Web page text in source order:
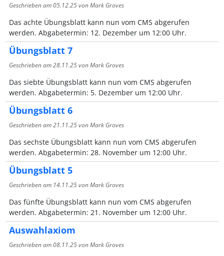
Geschrieben am05.12.25von Mark Groves
Das achte Übungsblatt kann nun vom CMS abgerufen
werden. Abgabetermin: 12. Dezember um 12:00 Uhr.
Übungsblatt 7
Geschrieben am28.11.25von Mark Groves
Das siebte Übungsblatt kann nun vom CMS abgerufen
werden. Abgabetermin: 5. Dezember um 12:00 Uhr.
Übungsblatt 6
Geschrieben am21.11.25von Mark Groves
Das sechste Übungsblatt kann nun vom CMS abgerufen
werden. Abgabetermin: 28. November um 12:00 Uhr.
Übungsblatt 5
Geschrieben am 14.11.25von Mark Groves
Das fünfte Übungsblatt kann nun vom CMS abgerufen
werden. Abgabetermin: 21. November um 12:00 Uhr.
Auswahlaxiom
Geschrieben am08.11.25von Mark Groves